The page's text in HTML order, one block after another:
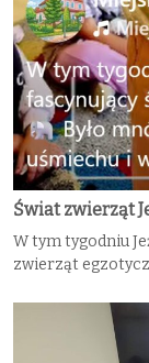
Świat zwierząt
W tym tygodniu
zwierząt